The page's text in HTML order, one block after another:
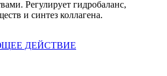
Регулирует гидробаланс,
и синтез коллагена.
ДЕЙСТВИЕ